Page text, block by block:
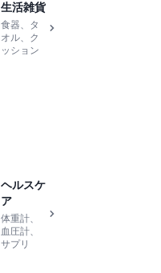
生活雑貨
食器、タ
オル、ク
ッション
ヘルスケ
ア
体重計、
血圧計、
サプリ